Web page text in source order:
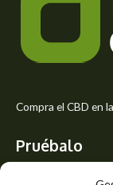
s
e
Compra el CBD en
Pruébalo
Siente el mejor